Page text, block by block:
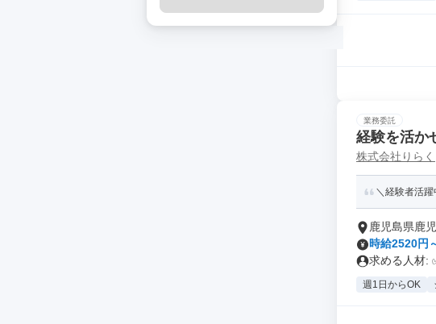
業務委託
経験を活か
株式会社りらく
＼経験者活
鹿児島県鹿
時給2520円
求める人
週1日からOK